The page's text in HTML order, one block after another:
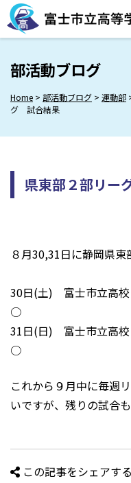
Skip
to
content
部活動ブログ
Home > 部活動ブログ > 運動部
グ 試合結果
県東部２部リ
８月30,31日に静岡県東
30日(土) 富士市
○
31日(日) 富士市立
○
これから９月中に毎週
いですが、残りの試合
この記事をシェアする